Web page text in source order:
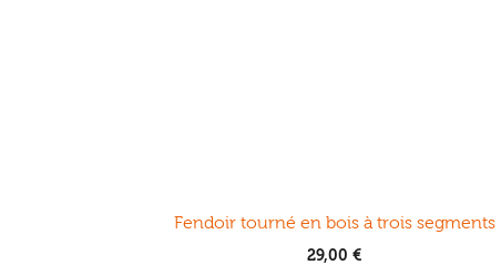
Fendoir tourné en bois à trois segments
29,00 €